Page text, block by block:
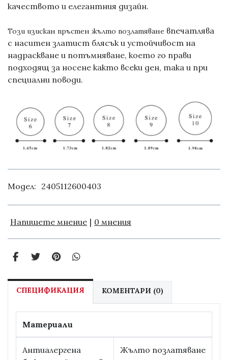
качеството и елегантния дизайн.
Този изискан пръстен жълто позлатяване впечатлява
с наситен златист блясък и устойчивост на
надраскване и потъмняване, което го прави
подходящ за носене както всеки ден, така и при
специални поводи.
Модел: 2405112600403
Напишете мнение | 0 мнения
СПЕЦИФИКАЦИЯ КОМЕНТАРИ (0)
Материали
Антиалергена
Жълто позлатяване